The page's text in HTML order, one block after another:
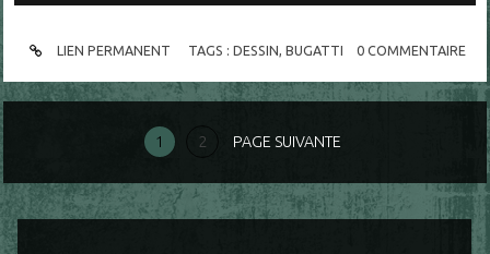
LIEN PERMANENT TAGS : DESSIN, BUGATTI 0 COMMENTAIRE
1 2 PAGE SUIVANTE